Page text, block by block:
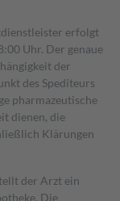
erfolgt
Uhr. Der genaue
der
des Spediteurs
pharmazeutische
dienen, die
Klärungen
der Arzt ein
Die